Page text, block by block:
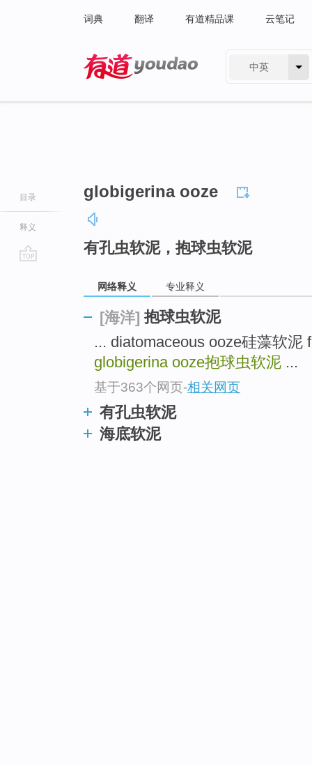
词典 翻译 有道精品课 云笔记
中英
目录
释义
globigerina ooze
有孔虫软泥，抱球虫软泥
网络释义 专业释义
[海洋] 抱球虫软泥
... diatomaceous ooze硅藻软泥
globigerina ooze抱球虫软泥 ...
基于363个网页-相关网页
有孔虫软泥
海底软泥